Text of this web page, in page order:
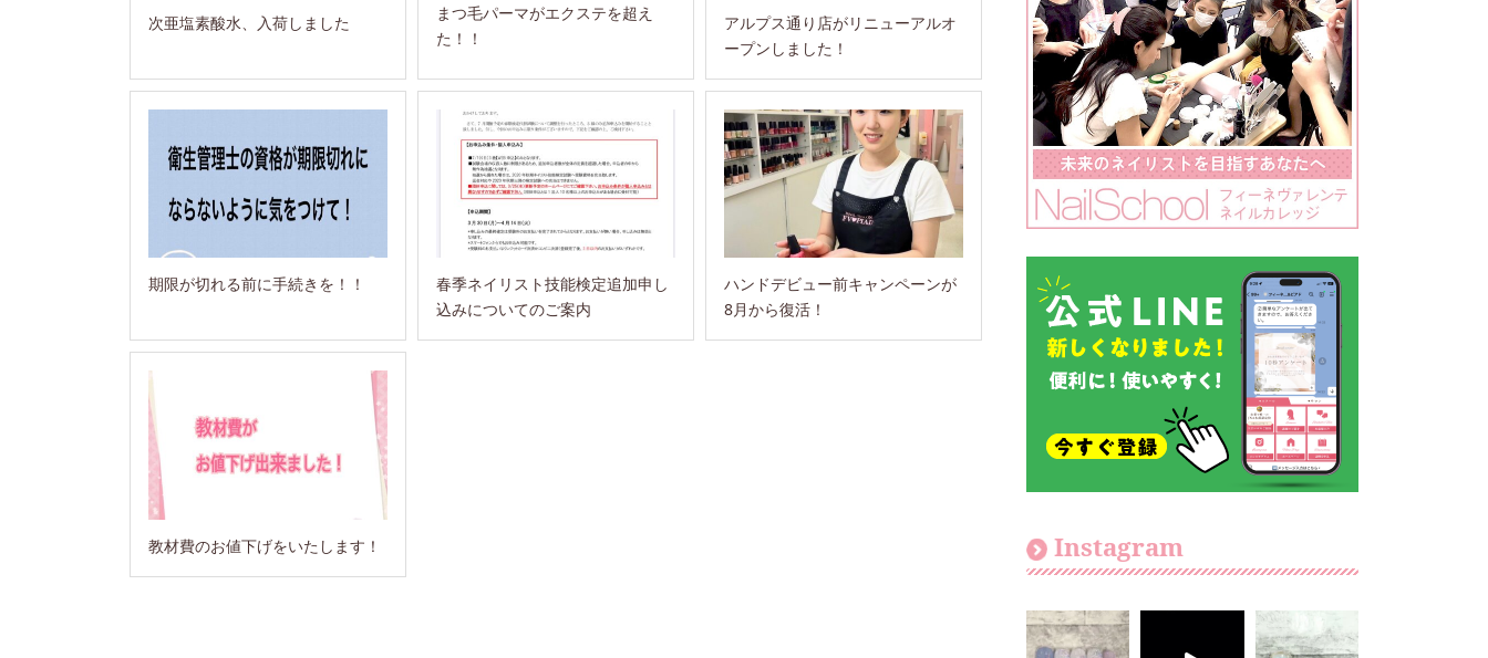
次亜塩素酸水、入荷しました
まつ毛パーマがエクステを超え
た！！
アルプス通り店がリニューアルオ
ープンしました！
期限が切れる前に手続きを！！
春季ネイリスト技能検定追加申し
込みについてのご案内
ハンドデビュー前キャンペーンが
8月から復活！
教材費のお値下げをいたします！ Instagram